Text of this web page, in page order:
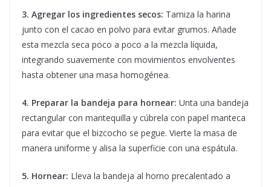
3. Agregar los ingredientes secos: Tamiza la harina
junto con el cacao en polvo para evitar grumos. Añade
esta mezcla seca poco a poco a la mezcla líquida,
integrando suavemente con movimientos envolventes
hasta obtener una masa homogénea.
4. Preparar la bandeja para hornear: Unta una bandeja
rectangular con mantequilla y cúbrela con papel manteca
para evitar que el bizcocho se pegue. Vierte la masa de
manera uniforme y alisa la superficie con una espátula.
5. Hornear: Lleva la bandeja al horno precalentado a